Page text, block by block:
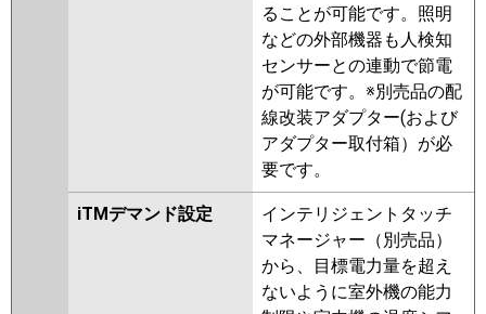
ることが可能です。照明
などの外部機器も人検知
センサーとの連動で節電
が可能です。※別売品の配
線改装アダプター(および
アダプター取付箱）が必
要です。
iTMデマンド設定
インテリジェントタッチ
マネージャー（別売品）
から、目標電力量を超え
ないように室外機の能力